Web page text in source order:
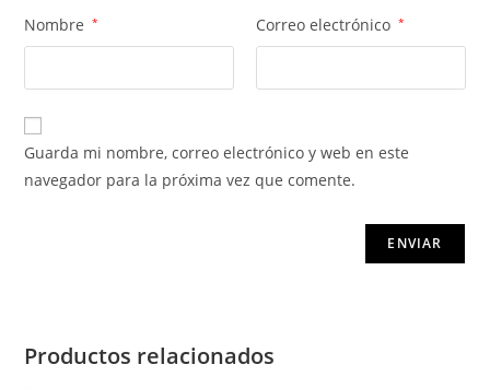
Nombre * Correo electrónico *
Guarda mi nombre, correo electrónico y web en este
navegador para la próxima vez que comente.
Productos relacionados